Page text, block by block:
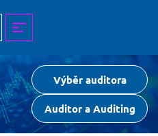
Přihlásit
Výběr auditora
Auditor a Auditing